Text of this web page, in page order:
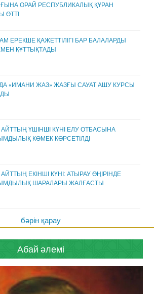
ОРАЙ РЕСПУБЛИКАЛЫҚ ҚҰРАН
ӨТТІ
ЕРЕКШЕ ҚАЖЕТТІЛІГІ БАР БАЛАЛАРДЫ
ҚҰТТЫҚТАДЫ
«ИМАНИ ЖАЗ» ЖАЗҒЫ САУАТ АШУ КУРСЫ
АЙТТЫҢ ҮШІНШІ КҮНІ ЕЛУ ОТБАСЫНА
КӨМЕК КӨРСЕТІЛДІ
ЕКІНШІ КҮНІ: АТЫРАУ ӨҢІРІНДЕ
ШАРАЛАРЫ ЖАЛҒАСТЫ
бәрін қарау
Абай әлемі